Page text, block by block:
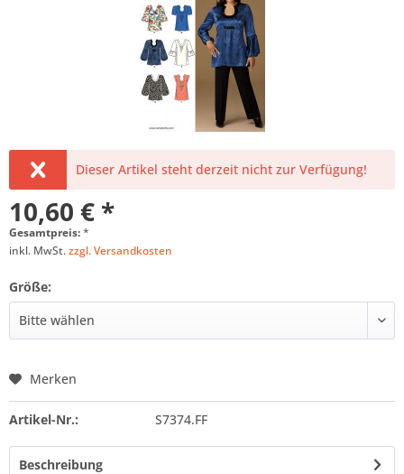
Dieser Artikel steht derzeit nicht zur Verfügung!
10,60 € *
Gesamtpreis:*
inkl. MwSt.zzgl. Versandkosten
Größe:
Merken
Artikel-Nr.: S7374.FF
Beschreibung